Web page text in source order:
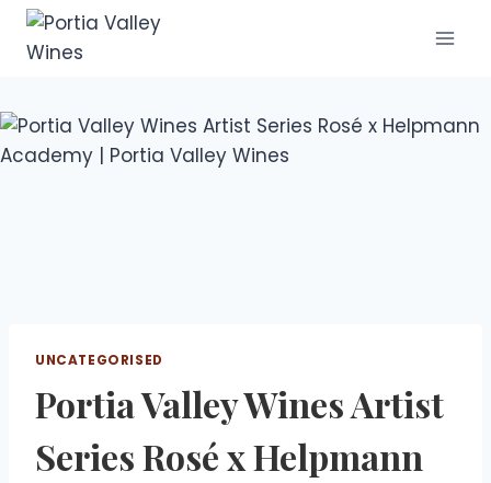
UNCATEGORISED
Portia Valley Wines Artist
Series Rosé x Helpmann